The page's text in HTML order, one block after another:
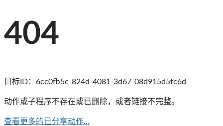
404
目标ID： 6cc0fb5c-824d-4081-3d67-08d915d5fc6d
动作或子程序不存在或已删除，或者链接不完整。
查看更多的已分享动作...